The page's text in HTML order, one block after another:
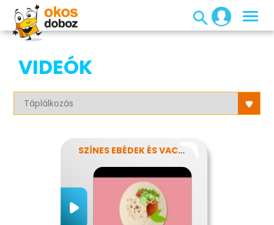
VIDEÓK
SZÍNES EBÉDEK ÉS VACSORÁK